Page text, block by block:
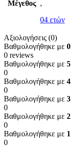
Μέγεθος ,
04 ετών
Αξιολογήσεις (0)
Βαθμολογήθηκε με 0
0 reviews
Βαθμολογήθηκε με 5
0
Βαθμολογήθηκε με 4
0
Βαθμολογήθηκε με 3
0
Βαθμολογήθηκε με 2
0
Βαθμολογήθηκε με 1
0